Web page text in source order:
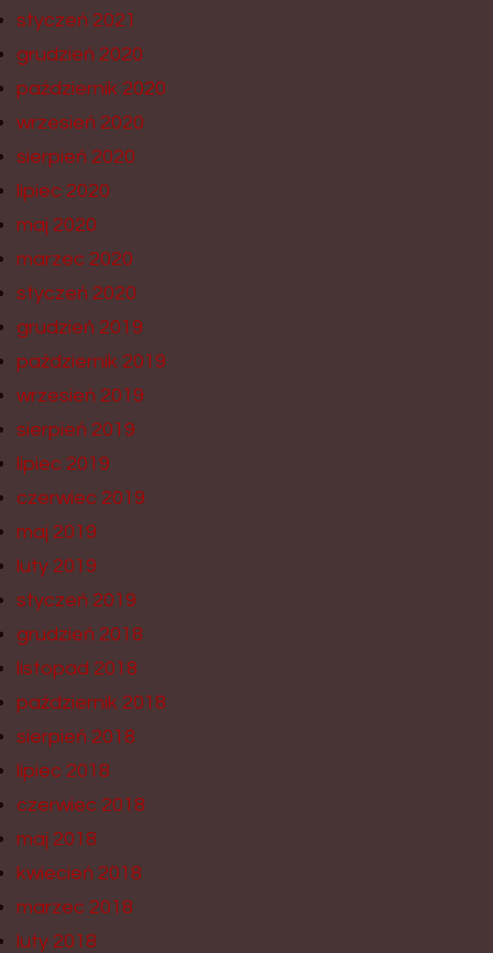
styczeń 2021
grudzień 2020
październik 2020
wrzesień 2020
sierpień 2020
lipiec 2020
maj 2020
marzec 2020
styczeń 2020
grudzień 2019
październik 2019
wrzesień 2019
sierpień 2019
lipiec 2019
czerwiec 2019
maj 2019
luty 2019
styczeń 2019
grudzień 2018
listopad 2018
październik 2018
sierpień 2018
lipiec 2018
czerwiec 2018
maj 2018
kwiecień 2018
marzec 2018
luty 2018